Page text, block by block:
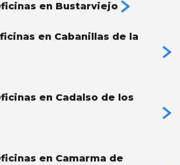
en Bustarviejo
en Cabanillas de la
en Cadalso de los
en Camarma de